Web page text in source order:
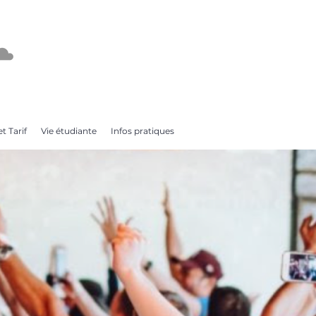
Tarif Vie étudiante Infos pratiques